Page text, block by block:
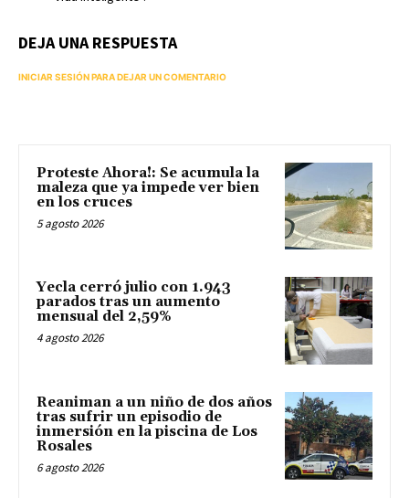
DEJA UNA RESPUESTA
INICIAR SESIÓN PARA DEJAR UN COMENTARIO
Proteste Ahora!: Se acumula la
maleza que ya impede ver bien
en los cruces
5 agosto 2026
Yecla cerró julio con 1.943
parados tras un aumento
mensual del 2,59%
4 agosto 2026
Reaniman a un niño de dos años
tras sufrir un episodio de
inmersión en la piscina de Los
Rosales
6 agosto 2026